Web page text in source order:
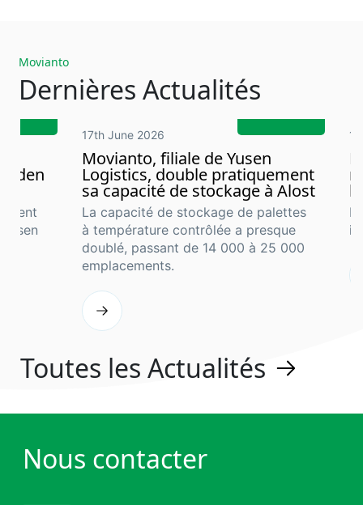
Movianto
Dernières Actualités
17th June 2026
Movianto, filiale de Yusen
Logistics, double pratiquement
sa capacité de stockage à Alost
La capacité de stockage de palettes
à température contrôlée a presque
doublé, passant de 14 000 à 25 000
emplacements.
Toutes les Actualités
Nous contacter